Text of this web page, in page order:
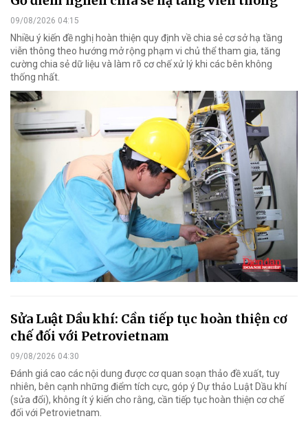
09/08/2026 04:15
Nhiều ý kiến đề nghị hoàn thiện quy định về chia sẻ cơ sở hạ tầng
viễn thông theo hướng mở rộng phạm vi chủ thể tham gia, tăng
cường chia sẻ dữ liệu và làm rõ cơ chế xử lý khi các bên không
thống nhất.
Sửa Luật Dầu khí: Cần tiếp tục hoàn thiện cơ
chế đối với Petrovietnam
09/08/2026 04:30
Đánh giá cao các nội dung được cơ quan soạn thảo đề xuất, tuy
nhiên, bên cạnh những điểm tích cực, góp ý Dự thảo Luật Dầu khí
(sửa đổi), không ít ý kiến cho rằng, cần tiếp tục hoàn thiện cơ chế
đối với Petrovietnam.